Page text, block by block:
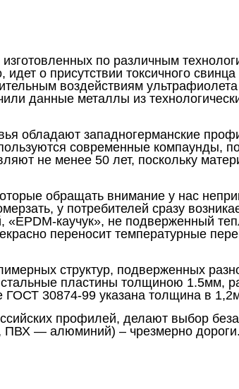
по различным
о присутствии токсичного
воздействиям
данные металлы из
обладают западногерманские
современные компаунды,
не менее 50 лет, поскольку
обращать внимание у нас
у потребителей сразу
«EPDM-каучук», не подверженный
переносит температурные
структур, подверженных
пластины толщиною 1.5мм,
ГОСТ 30874-99 указана толщина в
профилей, делают выбор
ПВХ — алюминий) – чрезмерно дороги.